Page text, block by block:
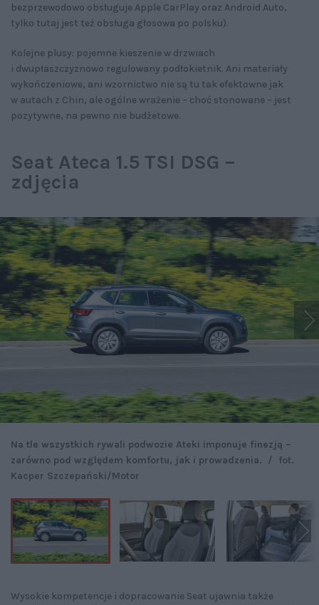
bezprzewodowo obsługuje Apple CarPlay oraz Android Auto,
tylko tutaj jest też obsługa głosowa po polsku).
Kolejne plusy: pojemne kieszenie w drzwiach
i dwupłaszczyznowo regulowany podłokietnik. Ani materiały
wykończeniowe, ani wzornictwo nie są tu tak efektowne jak
w autach z Chin, ale ogólne wrażenie – choć stonowane – jest
pozytywne, na pewno nie budżetowe.
Seat Ateca 1.5 TSI DSG –
zdjęcia
Na tle wszystkich rywali podwozie Ateki imponuje finezją –
zarówno pod względem komfortu, jak i prowadzenia. / fot.
Kacper Szczepański/Motor
Wysokie kompetencje i dopracowanie Seat ujawnia także